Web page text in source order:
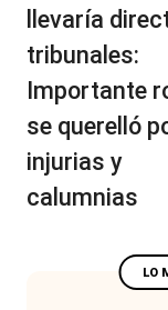
llevaría
tribunales:
Importante
se querelló
injurias y
calumnias